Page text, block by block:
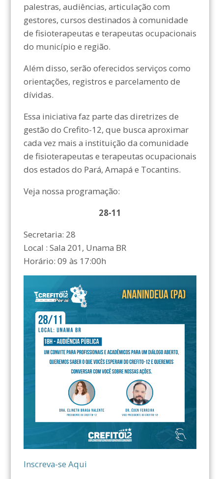
palestras, audiências, articulação com
gestores, cursos destinados à comunidade
de fisioterapeutas e terapeutas ocupacionais
do município e região.
Além disso, serão oferecidos serviços como
orientações, registros e parcelamento de
dívidas.
Essa iniciativa faz parte das diretrizes de
gestão do Crefito-12, que busca aproximar
cada vez mais a instituição da comunidade
de fisioterapeutas e terapeutas ocupacionais
dos estados do Pará, Amapá e Tocantins.
Veja nossa programação:
28-11
Secretaria: 28
Local : Sala 201, Unama BR
Horário: 09 às 17:00h
Inscreva-se Aqui